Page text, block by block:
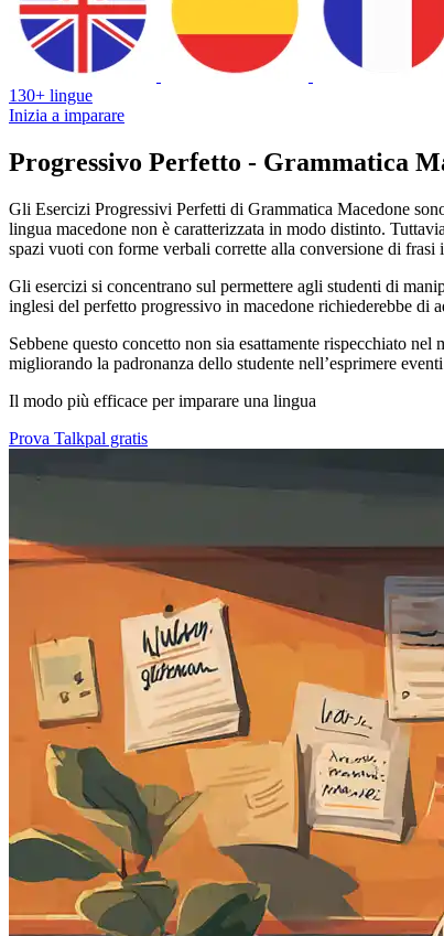
130+ lingue
Inizia a imparare
Progressivo Perfetto - Grammatica
Gli Esercizi Progressivi Perfetti di Grammatica Macedone
lingua macedone non è caratterizzata in modo distinto.
spazi vuoti con forme verbali corrette alla conversione di frasi
Gli esercizi si concentrano sul permettere agli studenti di
inglesi del perfetto progressivo in macedone richiederebbe
Sebbene questo concetto non sia esattamente rispecchiato
migliorando la padronanza dello studente nell’esprimere
Il modo più efficace per imparare una lingua
Prova Talkpal gratis